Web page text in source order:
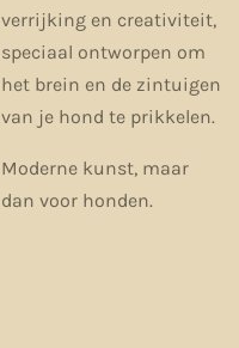
verrijking en creativiteit,
speciaal ontworpen om
het brein en de zintuigen
van je hond te prikkelen.
Moderne kunst, maar
dan voor honden.